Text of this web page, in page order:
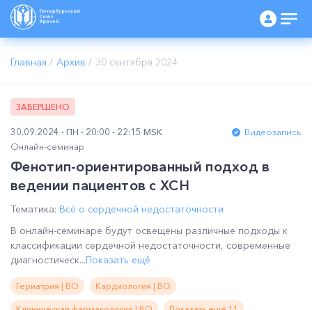
Главная / Архив / 30 сентября 2024
ЗАВЕРШЕНО
30.09.2024 ПН 20:00 - 22:15 MSK
Видеозапись
Онлайн-семинар
Фенотип-ориентированный подход в
ведении пациентов с ХСН
Тематика: Всё о сердечной недостаточности
В онлайн-семинаре будут освещены различные подходы к
классификации сердечной недостаточности, современные
диагностическ...Показать ещё
Гериатрия | ВО Кардиология | ВО